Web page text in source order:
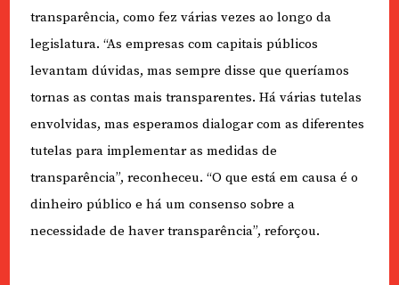
transparência, como fez várias vezes ao longo da
legislatura. “As empresas com capitais públicos
levantam dúvidas, mas sempre disse que queríamos
tornas as contas mais transparentes. Há várias tutelas
envolvidas, mas esperamos dialogar com as diferentes
tutelas para implementar as medidas de
transparência”, reconheceu. “O que está em causa é o
dinheiro público e há um consenso sobre a
necessidade de haver transparência”, reforçou.